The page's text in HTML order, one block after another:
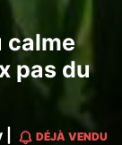
calme
pas du
DÉJÀ VENDU